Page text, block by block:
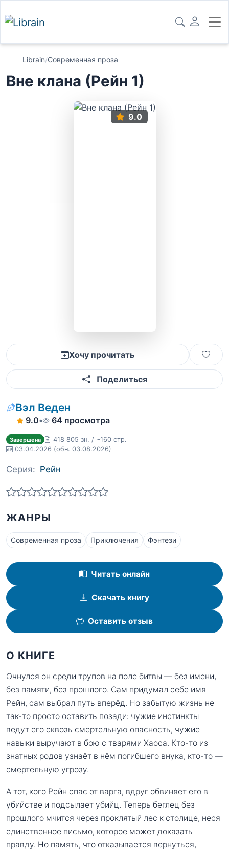
Librain/Современная проза
Вне клана (Рейн 1)
9.0
Хочу прочитать
Поделиться
Вэл Веден
9.0• 64 просмотра
Завершена
418 805 зн. / ~160 стр.
03.04.2026 (обн. 03.08.2026)
Серия: Рейн
ЖАНРЫ
Современная проза Приключения Фэнтези
Читать онлайн
Скачать книгу
Оставить отзыв
О КНИГЕ
Очнулся он среди трупов на поле битвы — без имени,
без памяти, без прошлого. Сам придумал себе имя
Рейн, сам выбрал путь вперёд. Но забытую жизнь не
так-то просто оставить позади: чужие инстинкты
ведут его сквозь смертельную опасность, чужие
навыки выручают в бою с тварями Хаоса. Кто-то из
знатных родов узнаёт в нём погибшего внука, кто-то —
смертельную угрозу.
А тот, кого Рейн спас от варга, вдруг обвиняет его в
убийстве и подсылает убийц. Теперь беглец без
прошлого мчится через проклятый лес к столице, неся
единственное письмо, которое может доказать
правду. Но память, что отказывается вернуться,